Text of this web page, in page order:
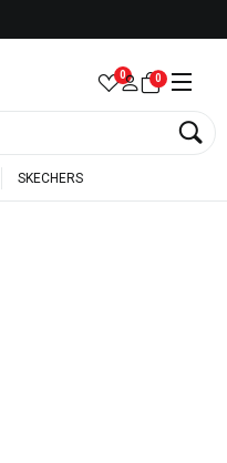
0 0
SKECHERS